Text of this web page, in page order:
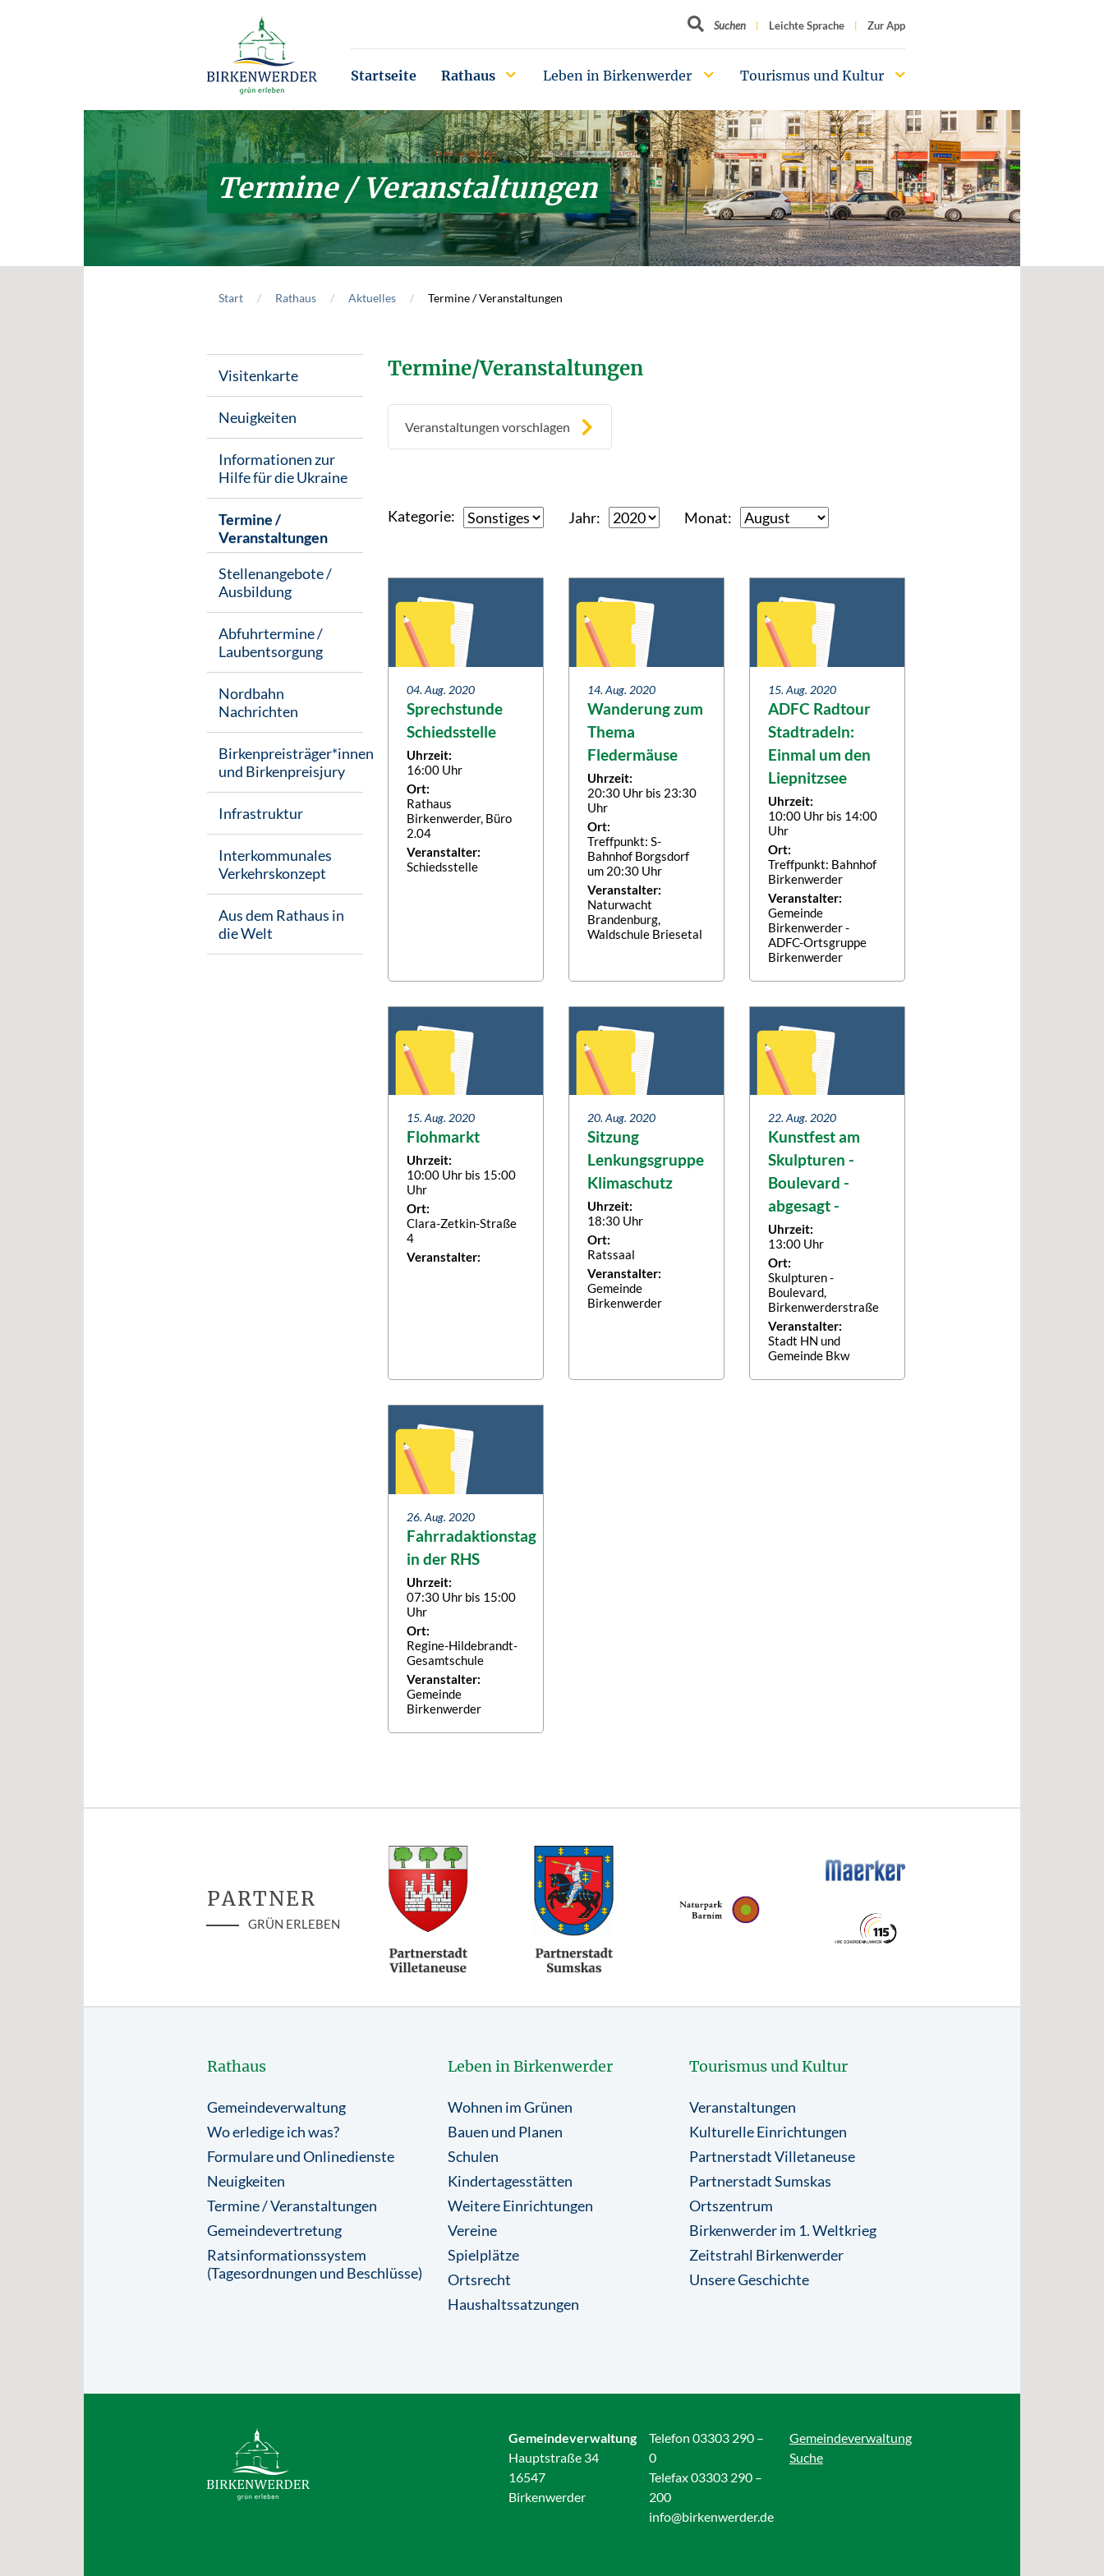
Suchbegriff
Suchen Leichte Sprache Zur App
Startseite Rathaus Leben in Birkenwerder Tourismus und Kultur
Termine / Veranstaltungen
Start Rathaus Aktuelles Termine / Veranstaltungen
Visitenkarte
Neuigkeiten
Informationen zur
Hilfe für die Ukraine
Termine /
Veranstaltungen
Stellenangebote /
Ausbildung
Abfuhrtermine /
Laubentsorgung
Nordbahn
Nachrichten
Birkenpreisträger*innen
und Birkenpreisjury
Infrastruktur
Interkommunales
Verkehrskonzept
Aus dem Rathaus in
die Welt
Termine/Veranstaltungen
Veranstaltungen vorschlagen
Kategorie Jahr Monat
04. Aug. 2020
Sprechstunde
Schiedsstelle
Uhrzeit:
16:00 Uhr
Ort:
Rathaus
Birkenwerder, Büro
2.04
Veranstalter:
Schiedsstelle
14. Aug. 2020
Wanderung zum
Thema
Fledermäuse
Uhrzeit:
20:30 Uhr bis 23:30
Uhr
Ort:
Treffpunkt: S-
Bahnhof Borgsdorf
um 20:30 Uhr
Veranstalter:
Naturwacht
Brandenburg,
Waldschule Briesetal
15. Aug. 2020
ADFC Radtour
Stadtradeln:
Einmal um den
Liepnitzsee
Uhrzeit:
10:00 Uhr bis 14:00
Uhr
Ort:
Treffpunkt: Bahnhof
Birkenwerder
Veranstalter:
Gemeinde
Birkenwerder -
ADFC-Ortsgruppe
Birkenwerder
15. Aug. 2020
Flohmarkt
Uhrzeit:
10:00 Uhr bis 15:00
Uhr
Ort:
Clara-Zetkin-Straße
4
Veranstalter:
20. Aug. 2020
Sitzung
Lenkungsgruppe
Klimaschutz
Uhrzeit:
18:30 Uhr
Ort:
Ratssaal
Veranstalter:
Gemeinde
Birkenwerder
22. Aug. 2020
Kunstfest am
Skulpturen -
Boulevard -
abgesagt -
Uhrzeit:
13:00 Uhr
Ort:
Skulpturen -
Boulevard,
Birkenwerderstraße
Veranstalter:
Stadt HN und
Gemeinde Bkw
26. Aug. 2020
Fahrradaktionstag
in der RHS
Uhrzeit:
07:30 Uhr bis 15:00
Uhr
Ort:
Regine-Hildebrandt-
Gesamtschule
Veranstalter:
Gemeinde
Birkenwerder
PARTNER
GRÜN ERLEBEN
Rathaus
Gemeindeverwaltung
Wo erledige ich was?
Formulare und Onlinedienste
Neuigkeiten
Termine / Veranstaltungen
Gemeindevertretung
Ratsinformationssystem
(Tagesordnungen und Beschlüsse)
Leben in Birkenwerder
Wohnen im Grünen
Bauen und Planen
Schulen
Kindertagesstätten
Weitere Einrichtungen
Vereine
Spielplätze
Ortsrecht
Haushaltssatzungen
Tourismus und Kultur
Veranstaltungen
Kulturelle Einrichtungen
Partnerstadt Villetaneuse
Partnerstadt Sumskas
Ortszentrum
Birkenwerder im 1. Weltkrieg
Zeitstrahl Birkenwerder
Unsere Geschichte
Gemeindeverwaltung
Hauptstraße 34
16547
Birkenwerder
Telefon 03303 290 –
0
Telefax 03303 290 –
200
info@birkenwerder.de
Gemeindeverwaltung
Suche